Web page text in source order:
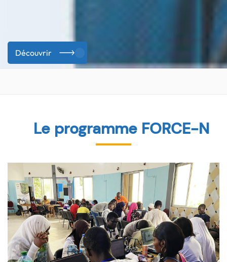
Découvrir
Le programme FORCE-N